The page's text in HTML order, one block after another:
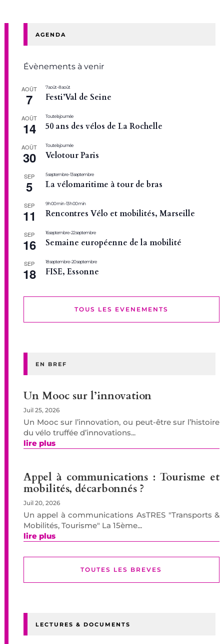
AGENDA
Évènements à venir
AOÛT
7
7 août-8 août
Festi’Val de Seine
AOÛT
14
Toute la journée
50 ans des vélos de La Rochelle
AOÛT
30
Toute la journée
Velotour Paris
SEP
5
5 septembre-13 septembre
La vélomaritime à tour de bras
SEP
11
9 h 00 min-13 h 00 min
Rencontres Vélo et mobilités, Marseille
SEP
16
16 septembre-22 septembre
Semaine européenne de la mobilité
SEP
18
18 septembre-20 septembre
FISE, Essonne
TOUS LES EVENEMENTS
EN BREF
Un Mooc sur l’innovation
Juil 25, 2026
Un Mooc sur l’innovation, ou peut-être sur l’histoire
du vélo truffée d’innovations...
lire plus
Appel à communications : Tourisme et
mobilités, décarbonnés ?
Juil 20, 2026
Un appel à communications AsTRES "Transports &
Mobilités, Tourisme" La 15ème...
lire plus
TOUTES LES BREVES
LECTURES & DOCUMENTS